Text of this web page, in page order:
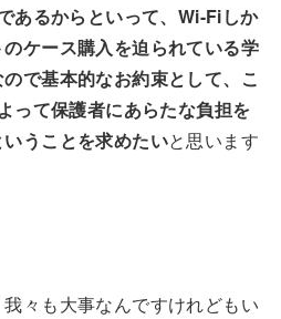
あるからといって、Wi-Fiしか
ケース購入を迫られている学
で基本的なお約束として、こ
って保護者にあらたな負担を
うことを求めたいと思います
々も大事なんですけれどもい